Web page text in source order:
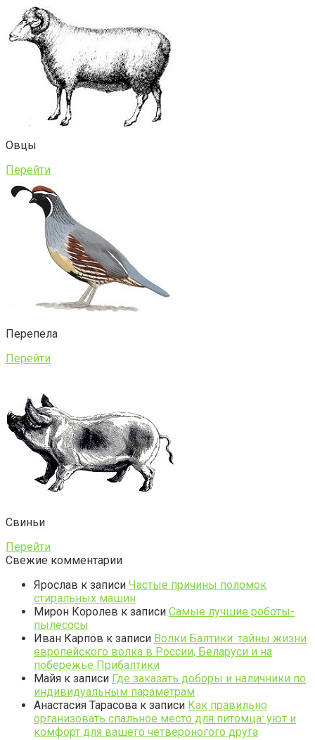
Овцы
Перейти
Перепела
Перейти
Свиньи
Перейти
Свежие комментарии
Ярослав к записи Частые причины поломок
стиральных машин
Мирон Королев к записи Самые лучшие роботы-
пылесосы
Иван Карпов к записи Волки Балтики: тайны жизни
европейского волка в России, Беларуси и на
побережье Прибалтики
Майя к записи Где заказать доборы и наличники по
индивидуальным параметрам
Анастасия Тарасова к записи Как правильно
организовать спальное место для питомца: уют и
комфорт для вашего четвероногого друга